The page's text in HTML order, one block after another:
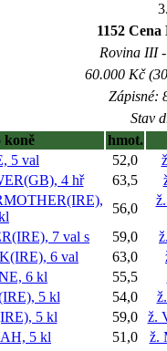
1152
Rovina III
60.000 Kč
Zápisné:
Stav
koně
hmot.
5 val 52,0
4 hř 63,5
56,0
7 val s 59,0
6 val 63,0
6 kl 55,5
5 kl 54,0
5 kl 59,0
ž.
5 kl 51,0
ž.